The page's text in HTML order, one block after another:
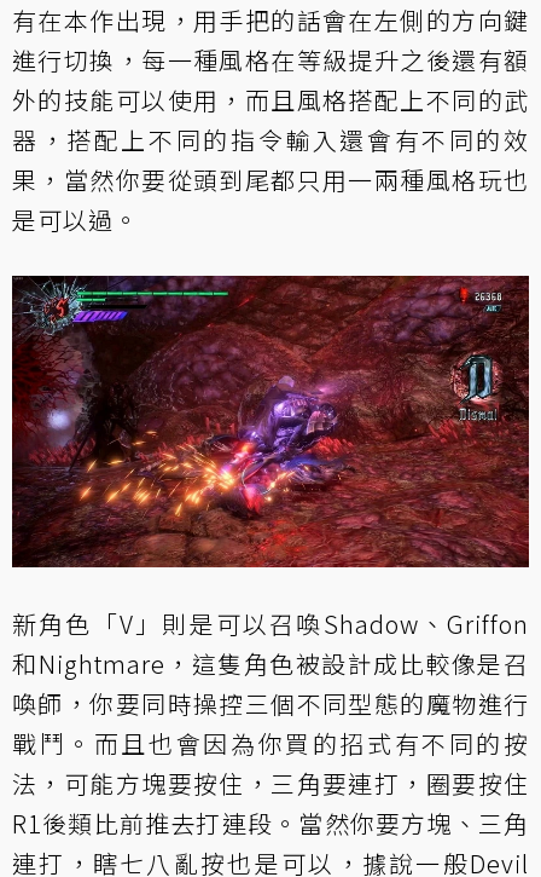
有在本作出現，用手把的話會在左側的方向鍵
進行切換，每一種風格在等級提升之後還有額
外的技能可以使用，而且風格搭配上不同的武
器，搭配上不同的指令輸入還會有不同的效
果，當然你要從頭到尾都只用一兩種風格玩也
是可以過。
新角色「V」則是可以召喚Shadow、Griffon
和Nightmare，這隻角色被設計成比較像是召
喚師，你要同時操控三個不同型態的魔物進行
戰鬥。而且也會因為你買的招式有不同的按
法，可能方塊要按住，三角要連打，圈要按住
R1後類比前推去打連段。當然你要方塊、三角
連打，瞎七八亂按也是可以，據說一般Devil